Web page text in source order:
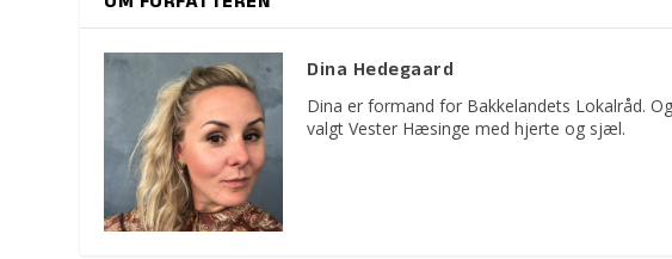
Dina Hedegaard
Dina er formand for Bakkelandets Lokalråd.
valgt Vester Hæsinge med hjerte og sjæl.